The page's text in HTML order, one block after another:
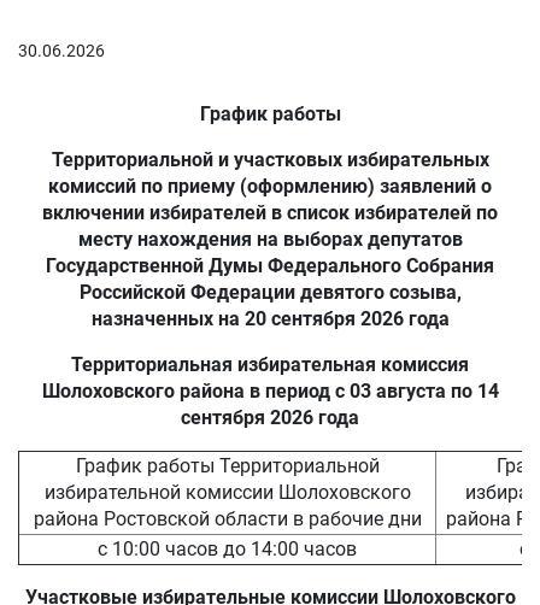
30.06.2026
График работы
Территориальной и участковых избирательных
комиссий по приему (оформлению) заявлений о
включении избирателей в список избирателей по
месту нахождения на выборах депутатов
Государственной Думы Федерального Собрания
Российской Федерации девятого созыва,
назначенных на 20 сентября 2026 года
Территориальная избирательная комиссия
Шолоховского района в период с 03 августа по 14
сентября 2026 года
График работы Территориальной
избирательной комиссии Шолоховского
района Ростовской области в рабочие дни
района
с 10:00 часов до 14:00 часов
с
Участковые избирательные комиссии Шолоховского